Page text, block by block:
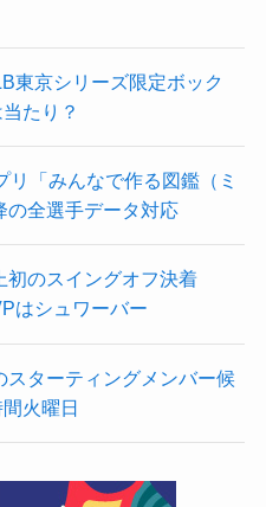
東京シリーズ限定ボック
たり？
リ「みんなで作る図鑑（ミ
の全選手データ対応
初のスイングオフ決着
はシュワーバー
ターティングメンバー候
火曜日